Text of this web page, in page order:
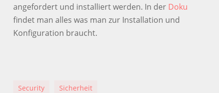
angefordert und installiert werden. In der Doku
findet man alles was man zur Installation und
Konfiguration braucht.
Security Sicherheit